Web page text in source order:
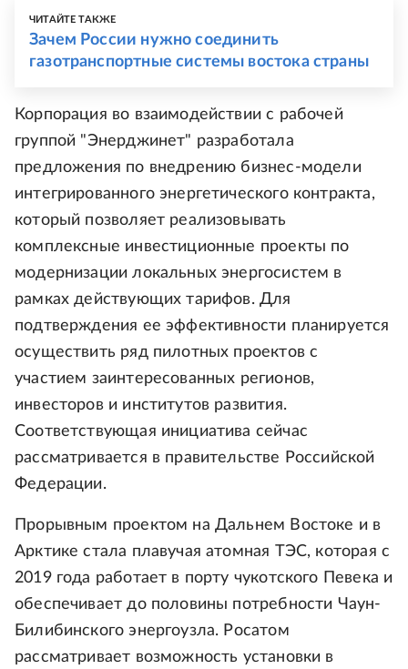
ЧИТАЙТЕ ТАКЖЕ
Зачем России нужно соединить
газотранспортные системы востока страны
Корпорация во взаимодействии с рабочей
группой "Энерджинет" разработала
предложения по внедрению бизнес-модели
интегрированного энергетического контракта,
который позволяет реализовывать
комплексные инвестиционные проекты по
модернизации локальных энергосистем в
рамках действующих тарифов. Для
подтверждения ее эффективности планируется
осуществить ряд пилотных проектов с
участием заинтересованных регионов,
инвесторов и институтов развития.
Соответствующая инициатива сейчас
рассматривается в правительстве Российской
Федерации.
Прорывным проектом на Дальнем Востоке и в
Арктике стала плавучая атомная ТЭС, которая с
2019 года работает в порту чукотского Певека и
обеспечивает до половины потребности Чаун-
Билибинского энергоузла. Росатом
рассматривает возможность установки в